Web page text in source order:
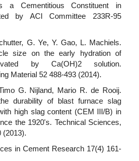
a Cementitious Constituent in
by ACI Committee 233R-95
G. Ye, Y. Gao, L. Machiels.
size on the early hydration of
by Ca(OH)2 solution.
Material 52 488-493 (2014).
G. Nijland, Mario R. de Rooij.
durability of blast furnace slag
high slag content (CEM III/B) in
the 1920's. Technical Sciences,
(2013).
in Cement Research 17(4) 161-